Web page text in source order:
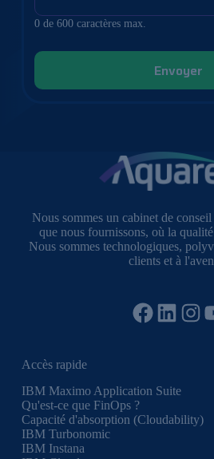
0 de 600 caractères max.
Nous sommes un cabinet de
que nous fournissons, où la
Nous sommes technologiques,
clients et à
Facebook
Accès rapide
IBM Maximo Application Suite
Qu'est-ce que FinOps ?
Capacité d'absorption (Cloudability)
IBM Turbonomic
IBM Instana